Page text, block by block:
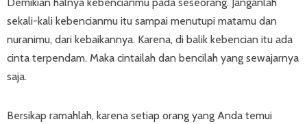
sekali-kali kebencianmu itu sampai menutupi matamu dan
nuranimu, dari kebaikannya. Karena, di balik kebencian itu ada
cinta terpendam. Maka cintailah dan bencilah yang sewajarnya
saja.
Bersikap ramahlah, karena setiap orang yang Anda temui